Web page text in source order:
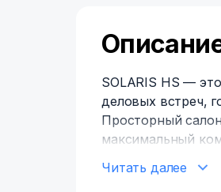
SOLARIS HS —
деловых встреч,
Просторный
максимальный
Особенности
Читать далее